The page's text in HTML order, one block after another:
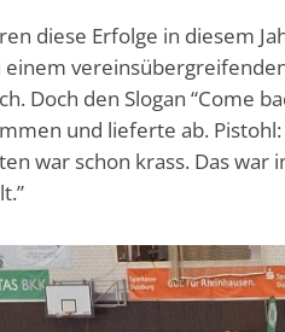
diese Erfolge in diesem
einem
Doch den Slogan “Come
und lieferte ab.
war schon krass. Das